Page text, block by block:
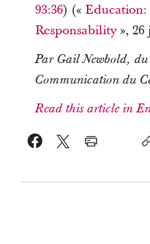
93:36) («
Responsability», 26
Par Gail Newbold, du
Communication du
Read this article in